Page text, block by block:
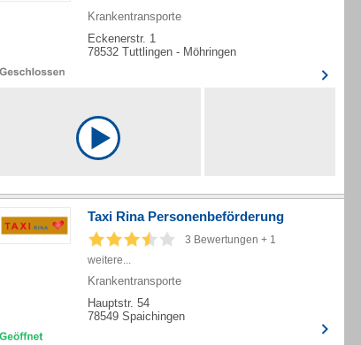
Krankentransporte
Eckenerstr. 1
78532 Tuttlingen - Möhringen
Taxi Rina Personenbeförderung
3 Bewertungen + 1
weitere...
Krankentransporte
Hauptstr. 54
78549 Spaichingen